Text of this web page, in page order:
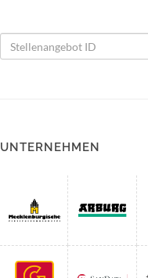
UNTERNEHMEN